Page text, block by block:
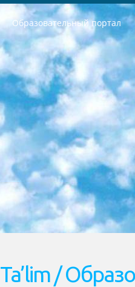
Образовательный портал
РЕСПУБЛИКА УЗБЕКИСТАН МИНИСТРЕРСТВО ДОШКОЛЬНОГО И ШКОЛЬНОГО ОБРАЗОВАНИЯ КОМАНДА в общеобразовательных учреждениях в 2023-2024 учебном году организация и проведение итоговой государственной аттестации обучающихся о Министра дошкольного и школьного образования Республики Узбекистан от 4 марта 2008 года (постановлением Минюста от 20 марта 2008 года № 1778 государственной регистрации) «Итоговое состояние учащихся общего среднего образования на основании положения об утверждении положения об аттестации общего среднего образования выпускной экзамен студентов в образовательных учреждениях в 2023-2024 учебном году В целях организации и прохождения аттестации приказываю: 1. Следующее: перечень предметов, по которым будет проводиться итоговая государственная аттестация и экзамен формы перевода согласно приложению 1; сертификаты международного образца, оценивающие уровень владения иностранными языками перечень согласно приложению 2; 2. Педагогический при специализированных образовательных учреждениях. научно-практический центр квалификации и международной оценки (Д.Давидова) 2024 г. До 25 марта: задания по предметам, по которым будет проводиться итоговая аттестация разработка и утверждение технических условий; итоговая аттестация на основании разработанного предметного задания разработка вопросов по предметам (устно и письменно), экзамен передача; общеобразовательные средние школы и специальные учебные заведения учащиеся выпускных классов школ и интернатов в агентской системе подготовка базы данных экзаменационных материалов и критериев оценки; перевод базы экзаменационных материалов на все языки обучения подать в Республиканский образовательный центр для изготовления; варианты экзаменов на основе разработанных контрольных материалов пусть будут поставлены задачи формирования. 3. Республиканский образовательный центр (Ш.Худайкулов) до 5 апреля 2024 года. до: база данных предоставленных экзаменационных материалов на все языки обучения перевод и экспертиза; для слепых, слабовидящих, глухих, слабослышащих и умственно отсталых
Ta’lim /